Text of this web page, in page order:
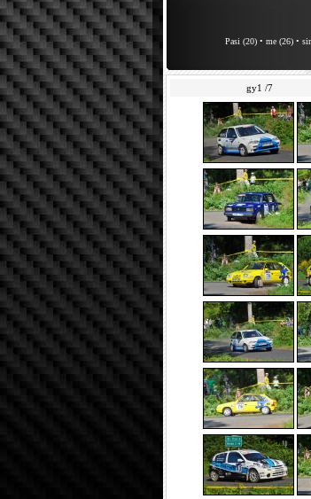
Pasi (20)• me (26)•
gy1 /7